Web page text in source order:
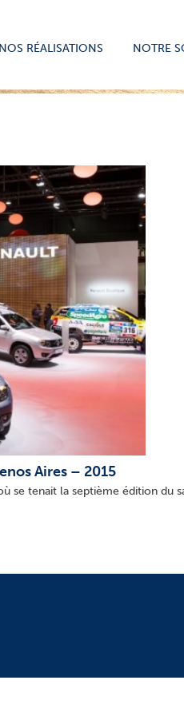
NOS RÉALISATIONS NOTRE
Aires – 2015
se tenait la septième édition du